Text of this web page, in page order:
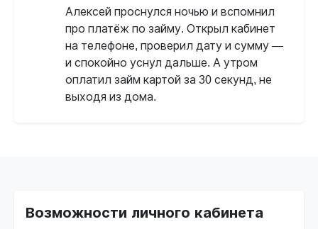
Алексей проснулся ночью и вспомнил
про платёж по займу. Открыл кабинет
на телефоне, проверил дату и сумму —
и спокойно уснул дальше. А утром
оплатил займ картой за 30 секунд, не
выходя из дома.
Возможности личного кабинета